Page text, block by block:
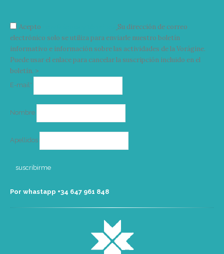
Acepto
Su dirección de correo
electrónico solo se utiliza para enviarle nuestro boletín
informativo e información sobre las actividades de la Vorágine.
Puede usar el enlace para cancelar la suscripción incluido en el
boletín. >
E-mail*
Nombre
Apellidos
Por whastapp +34 ‭647 961 848‬